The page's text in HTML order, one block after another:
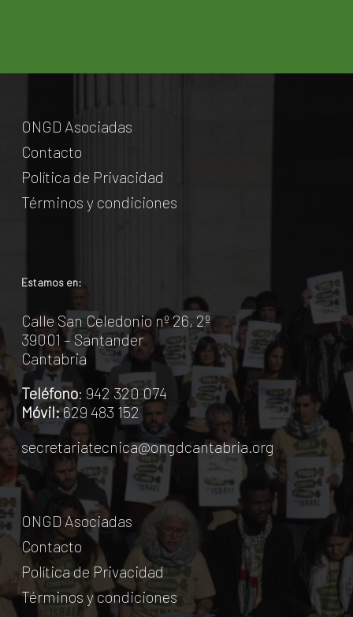
ONGD Asociadas
Contacto
Política de Privacidad
Términos y condiciones
Estamos en:
Calle San Celedonio nº 26, 2º
39001 – Santander
Cantabria
Teléfono: 942 320 074
Móvil:629 483 152
secretariatecnica@ongdcantabria.org
ONGD Asociadas
Contacto
Política de Privacidad
Términos y condiciones